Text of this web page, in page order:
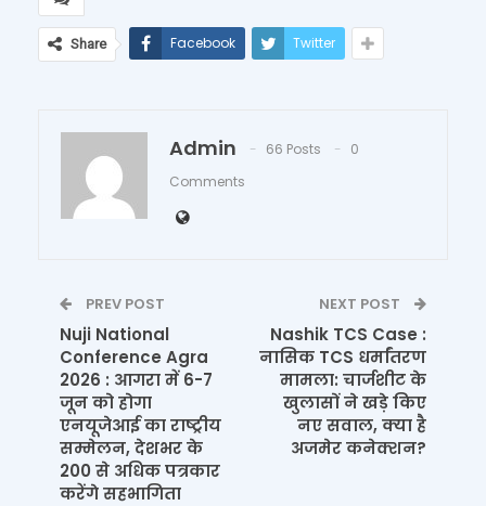
Share Facebook Twitter
Admin 66 Posts
0
Comments
PREV POST
Nuji National
Conference Agra
2026 : आगरा में 6-7
जून को होगा
एनयूजेआई का राष्ट्रीय
सम्मेलन, देशभर के
200 से अधिक पत्रकार
करेंगे सहभागिता
NEXT POST
Nashik TCS Case :
नासिक TCS धर्मांतरण
मामला: चार्जशीट के
खुलासों ने खड़े किए
नए सवाल, क्या है
अजमेर कनेक्शन?